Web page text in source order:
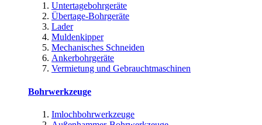
Untertagebohrgeräte
Übertage-Bohrgeräte
Lader
Muldenkipper
Mechanisches Schneiden
Ankerbohrgeräte
Vermietung und Gebrauchtmaschinen
Bohrwerkzeuge
Imlochbohrwerkzeuge